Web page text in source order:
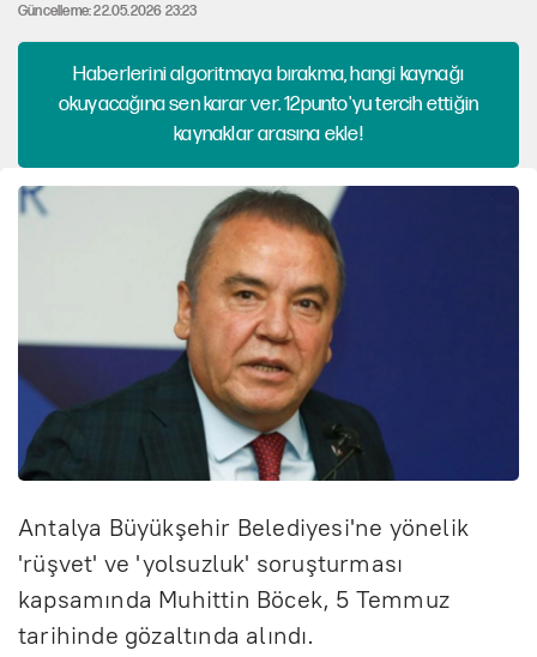
Güncelleme: 22.05.2026 23:23
Haberlerini algoritmaya bırakma, hangi kaynağı
okuyacağına sen karar ver. 12punto'yu tercih ettiğin
kaynaklar arasına ekle!
Antalya Büyükşehir Belediyesi'ne yönelik
'rüşvet' ve 'yolsuzluk' soruşturması
kapsamında Muhittin Böcek, 5 Temmuz
tarihinde gözaltında alındı.